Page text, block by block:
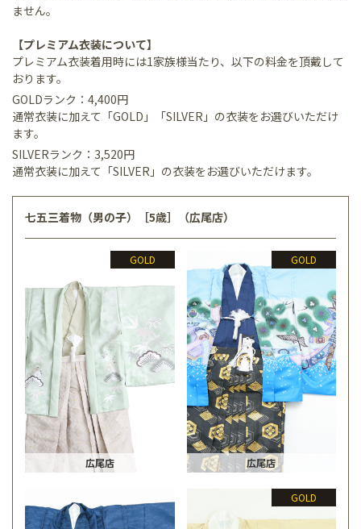
ません。
【プレミアム衣装について】
プレミアム衣装着用時には1家族様当たり、以下の料金を頂戴して
おります。
GOLDランク：4,400円
通常衣装に加えて「GOLD」「SILVER」の衣装をお選びいただけ
ます。
SILVERランク：3,520円
通常衣装に加えて「SILVER」の衣装をお選びいただけます。
七五三着物（男の子）［5歳］（広尾店）
GOLD
広尾店
GOLD
広尾店
GOLD